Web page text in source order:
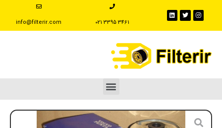
‪021 3395 3461
info@filterir.com